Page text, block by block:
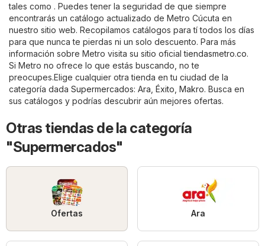
tales como . Puedes tener la seguridad de que siempre
encontrarás un catálogo actualizado de Metro Cúcuta en
nuestro sitio web. Recopilamos catálogos para tí todos los días
para que nunca te pierdas ni un solo descuento. Para más
información sobre Metro visita su sitio oficialtiendasmetro.co.
Si Metro no ofrece lo que estás buscando, no te
preocupes.Elige cualquier otra tienda en tu ciudad de la
categoría dada Supermercados: Ara Éxito Makro. Busca en
sus catálogos y podrías descubrir aún mejores ofertas.
Otras tiendas de la categoría
"Supermercados"
Ofertas Ara